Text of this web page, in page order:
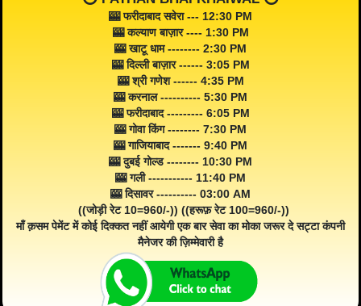
🎰 फरीदाबाद सवेरा --- 12:30 PM
🎰 कल्याण बाज़ार ---- 1:30 PM
🎰 खाटू धाम -------- 2:30 PM
🎰 दिल्ली बाज़ार ------ 3:05 PM
🎰 श्री गणेश ------ 4:35 PM
🎰 करनाल ---------- 5:30 PM
🎰 फरीदाबाद --------- 6:05 PM
🎰 गोवा किंग -------- 7:30 PM
🎰 गाजियाबाद ------- 9:40 PM
🎰 दुबई गोल्ड -------- 10:30 PM
🎰 गली ----------- 11:40 PM
🎰 दिसावर ---------- 03:00 AM
((जोड़ी रेट 10=960/-)) ((हरूफ़ रेट 100=960/-))
माँ क़सम पेमेंट में कोई दिक्कत नहीं आयेगी एक बार सेवा का मोका जरूर दे सट्टा कंपनी
मैनेजर की ज़िम्मेवारी है